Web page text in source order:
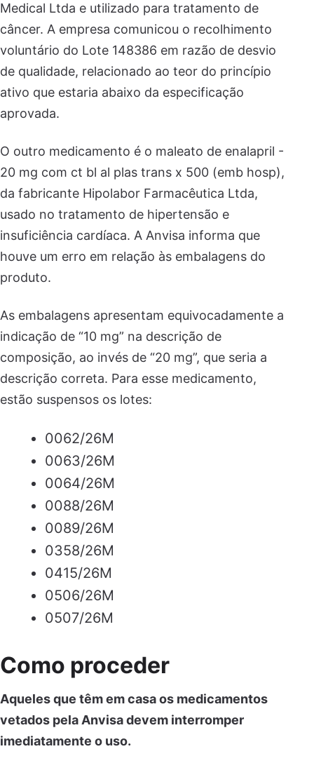
Medical Ltda e utilizado para tratamento de
câncer. A empresa comunicou o recolhimento
voluntário do Lote 148386 em razão de desvio
de qualidade, relacionado ao teor do princípio
ativo que estaria abaixo da especificação
aprovada.
O outro medicamento é o maleato de enalapril -
20 mg com ct bl al plas trans x 500 (emb hosp),
da fabricante Hipolabor Farmacêutica Ltda,
usado no tratamento de hipertensão e
insuficiência cardíaca. A Anvisa informa que
houve um erro em relação às embalagens do
produto.
As embalagens apresentam equivocadamente a
indicação de “10 mg” na descrição de
composição, ao invés de “20 mg”, que seria a
descrição correta. Para esse medicamento,
estão suspensos os lotes:
0062/26M
0063/26M
0064/26M
0088/26M
0089/26M
0358/26M
0415/26M
0506/26M
0507/26M
Como proceder
Aqueles que têm em casa os medicamentos
vetados pela Anvisa devem interromper
imediatamente o uso.